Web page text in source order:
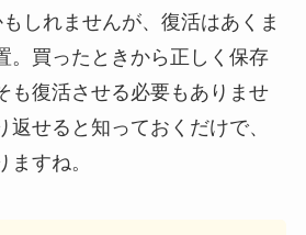
しれませんが、復活はあくま
。買ったときから正しく保存
も復活させる必要もありませ
返せると知っておくだけで、
すね。